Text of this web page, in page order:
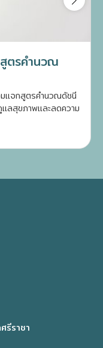
สูตรคำนวณ
มแจกสูตรคำนวณดัชนี
ลสุขภาพและลดความ
รีราชา